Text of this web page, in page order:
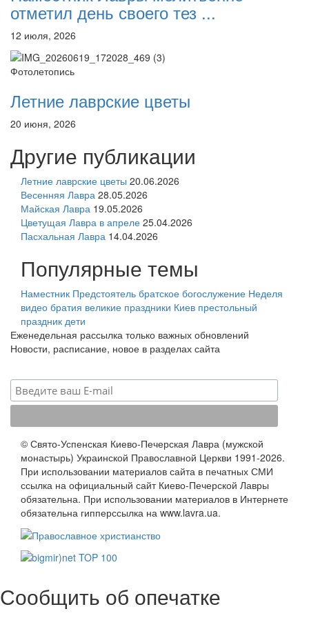
отметил день своего тез ...
12 июля, 2026
Фотолетопись
Летние лаврские цветы
20 июня, 2026
Другие публикации
Летние лаврские цветы 20.06.2026
Весенняя Лавра 28.05.2026
Майская Лавра 19.05.2026
Цветущая Лавра в апреле 25.04.2026
Пасхальная Лавра 14.04.2026
Популярные темы
Наместник Предстоятель братское богослужение Неделя
видео братия великие праздники Киев престольный
праздник дети
Еженедельная рассылка только важных обновлений
Новости, расписание, новое в разделах сайта
© Свято-Успенская Киево-Печерская Лавра (мужской
монастырь) Украинской Православной Церкви 1991-2026.
При использовании материалов сайта в печатных СМИ
ссылка на официальный сайт Киево-Печерской Лавры
обязательна. При использовании материалов в Интернете
обязательна гипперссылка на www.lavra.ua.
Сообщить об опечатке